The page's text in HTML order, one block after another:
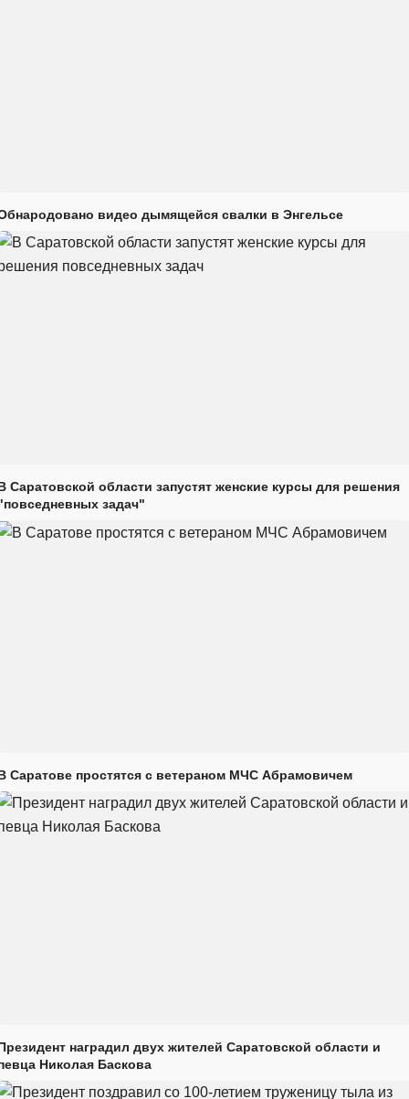
видео дымящейся свалки в Энгельсе
Саратовской области запустят женские курсы для решения
задач"
Саратове простятся с ветераном МЧС Абрамовичем
наградил двух жителей Саратовской области и
Николая Баскова